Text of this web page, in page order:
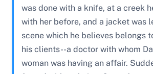
was done with a knife, at a creek
with her before, and a jacket was
scene which he believes belongs
his clients--a doctor with whom
woman was having an affair.